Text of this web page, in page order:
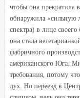
чтобы она прекратила
обнаружила «сильную
спектра) в лице
она стала
фабричного
американского Юга.
требования, потому
дух. Но переезд в